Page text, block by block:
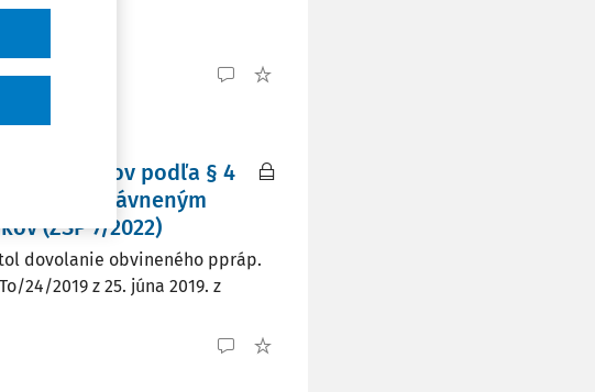
podľa § 4
neoprávneným
(ZSP 7/2022)
dovolanie obvineného ppráp.
24/2019 z 25. júna 2019. z